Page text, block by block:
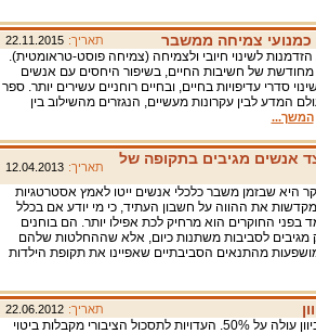
צמיחה ממשבר תאריך: 22.11.2015
לשינוי חיובי ולצמיחה (צמיחה פוסט-טראומטית).
של חשיבות החיים, בשיפור היחסים עם אנשים
סדרי עדיפויות בחיים, ובחיים רוחניים עשירים יותר. ספר
המדע לבין עקרונות מעשיים, הנגזרים מהשילוב בין
המשך...
אנשים מגיבים בתקופה של
תאריך: 12.04.2013
שבזמן משבר כלכלי אנשים ייטו לאמץ אסטרטגיות
את ההווה על חשבון העתיד, כי מי יודע אם בכלל
בפני החוקרים הוא מרחיק לכת אפילו יותר. הם בוחנים
לסביבות משתנות כיום, אלא שההחלטות שלהם
מהתנאים הסביבתיים שאפיינו את תקופת הילדות
תאריך: 22.06.2012
שיעור האבטלה של צעירים ביוון עולה על 50%. העדויות לתסכול הציבורי מקבלות ביטוי